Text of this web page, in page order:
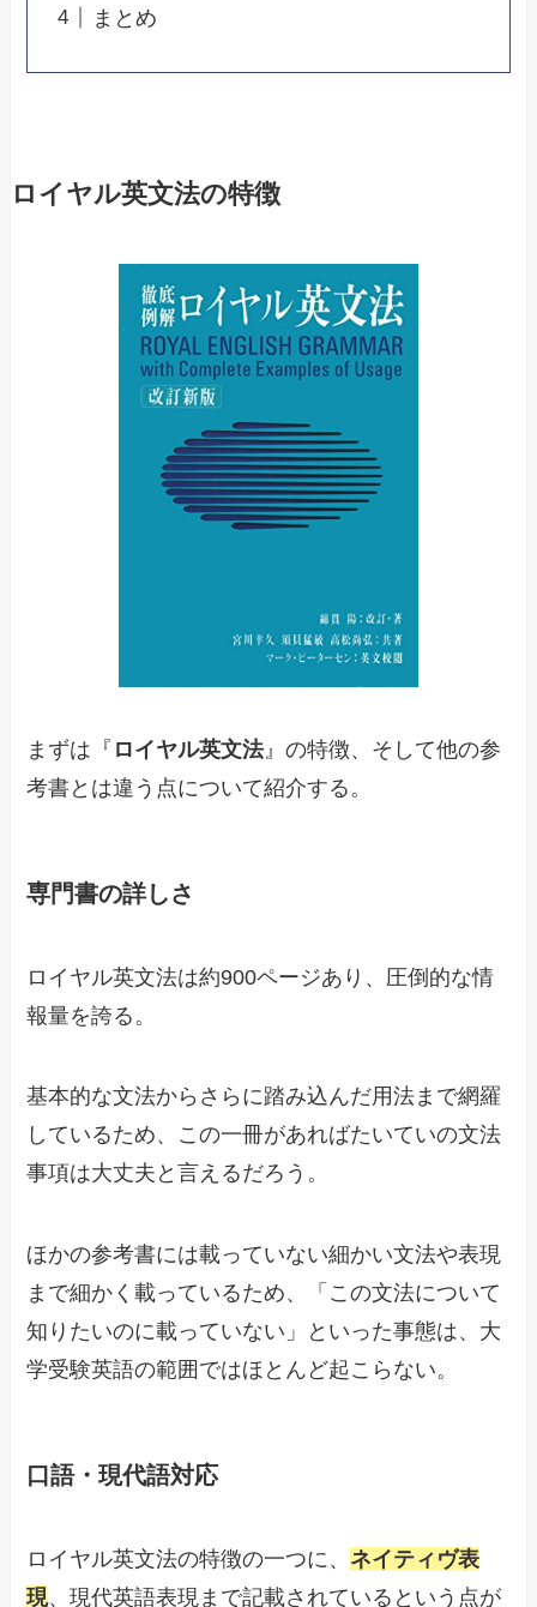
まとめ
ロイヤル英文法の特徴
まずは『 ロイヤル英文法』の特徴、そして他の参
考書とは違う点について紹介する。
専門書の詳しさ
ロイヤル英文法は約900ページあり、圧倒的な情
報量を誇る。
基本的な文法からさらに踏み込んだ用法まで網羅
しているため、この一冊があればたいていの文法
事項は大丈夫と言えるだろう。
ほかの参考書には載っていない細かい文法や表現
まで細かく載っているため、「この文法について
知りたいのに載っていない」といった事態は、大
学受験英語の範囲ではほとんど起こらない。
口語・現代語対応
ロイヤル英文法の特徴の一つに、 ネイティヴ表
現、現代英語表現まで記載されているという点が